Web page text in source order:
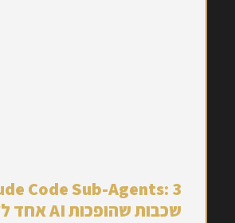
Code Sub-Agents: 3
שכבות שהופכות AI אחד לצוות שלם